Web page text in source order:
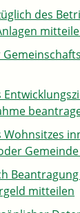
des
Wohnsitzes
mitteilen